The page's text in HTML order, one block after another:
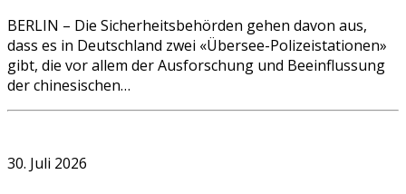
BERLIN – Die Sicherheitsbehörden gehen davon aus,
dass es in Deutschland zwei «Übersee-Polizeistationen»
gibt, die vor allem der Ausforschung und Beeinflussung
der chinesischen…
30. Juli 2026